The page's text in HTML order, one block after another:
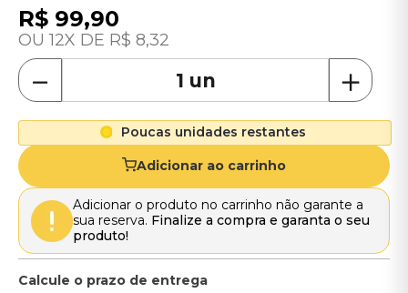
R$ 99,90
12 R$ 8,32
＋
－
Poucas unidades restantes
Adicionar ao carrinho
Adicionar o produto no carrinho não garante a
sua reserva. Finalize a compra e garanta o seu
produto!